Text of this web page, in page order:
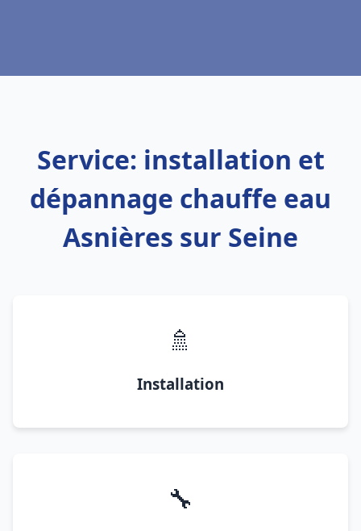
Service: installation et
dépannage chauffe eau
Asnières sur Seine
🚿
Installation
🔧